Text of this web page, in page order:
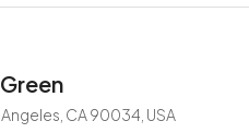
CA 90034, USA